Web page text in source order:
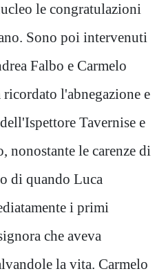
le congratulazioni
Sono poi intervenuti
Falbo e Carmelo
l'abnegazione e
Tavernise e
nonostante le carenze di
di quando Luca
i primi
che aveva
la vita. Carmelo